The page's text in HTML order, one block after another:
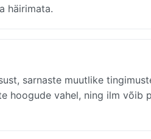
häirimata.
sarnaste muutlike
hoogude vahel, ning ilm võib